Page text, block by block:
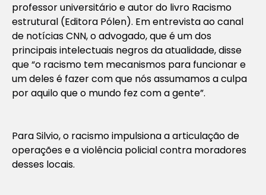
professor universitário e autor do livro Racismo
estrutural (Editora Pólen). Em entrevista ao canal
de notícias CNN, o advogado, que é um dos
principais intelectuais negros da atualidade, disse
que “o racismo tem mecanismos para funcionar e
um deles é fazer com que nós assumamos a culpa
por aquilo que o mundo fez com a gente”.
Para Silvio, o racismo impulsiona a articulação de
operações e a violência policial contra moradores
desses locais.